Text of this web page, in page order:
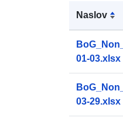
Naslov
01-03.xlsx
03-29.xlsx